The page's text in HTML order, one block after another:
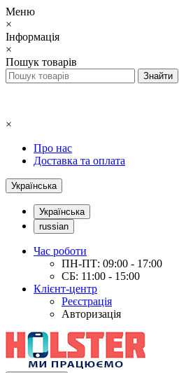
Меню
×
Інформація
×
Пошук товарів
×
Про нас
Доставка та оплата
Українська
Українська
russian
Час роботи
ПН-ПТ: 09:00 - 17:00
СБ: 11:00 - 15:00
Клієнт-центр
Реєстрація
Авторизація